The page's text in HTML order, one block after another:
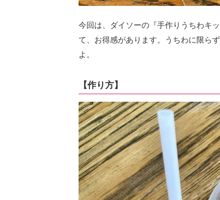
今回は、ダイソーの『手作りうちわキ
て、お得感があります。うちわに限ら
よ。
【作り方】